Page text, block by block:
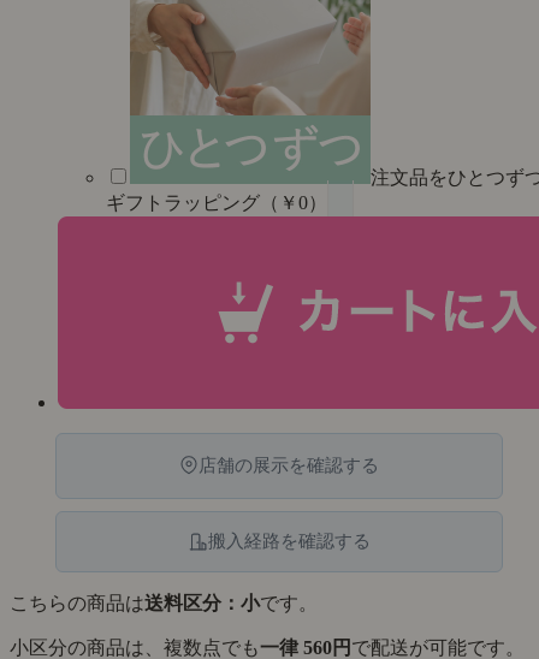
注文品をひとつず
ギフトラッピング（￥0）
店舗の展示を確認する
搬入経路を確認する
こちらの商品は送料区分：小です。
小区分の商品は、複数点でも一律 560円 で配送が可能です。